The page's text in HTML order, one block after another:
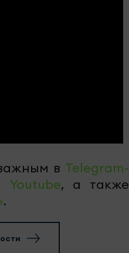
в Telegram-
Youtube, а также
.